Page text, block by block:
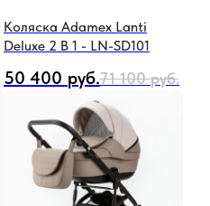
Коляска Adamex Lanti
Deluxe 2 В 1 - LN-SD101
50 400 руб.71 100 руб.